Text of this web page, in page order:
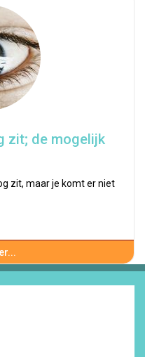
zit; de mogelijk
zit, maar je komt er niet